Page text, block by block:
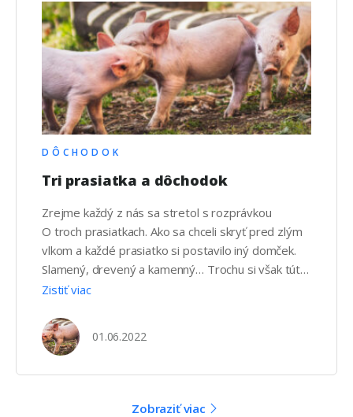
DÔCHODOK
Tri prasiatka a dôchodok
Zrejme každý z nás sa stretol s rozprávkou
O troch prasiatkach. Ako sa chceli skryť pred zlým
vlkom a každé prasiatko si postavilo iný domček.
Slamený, drevený a kamenný… Trochu si však túto
rozprávku upravme. Prasiatka si aj tentokrát budú
prasiatko sa rozhodlo, že sa bude spoliehať na
ústavu. Tá garantuje dôchodok pre každého. Koľko
Zistiť viac
01.06.2022
Zobraziť viac